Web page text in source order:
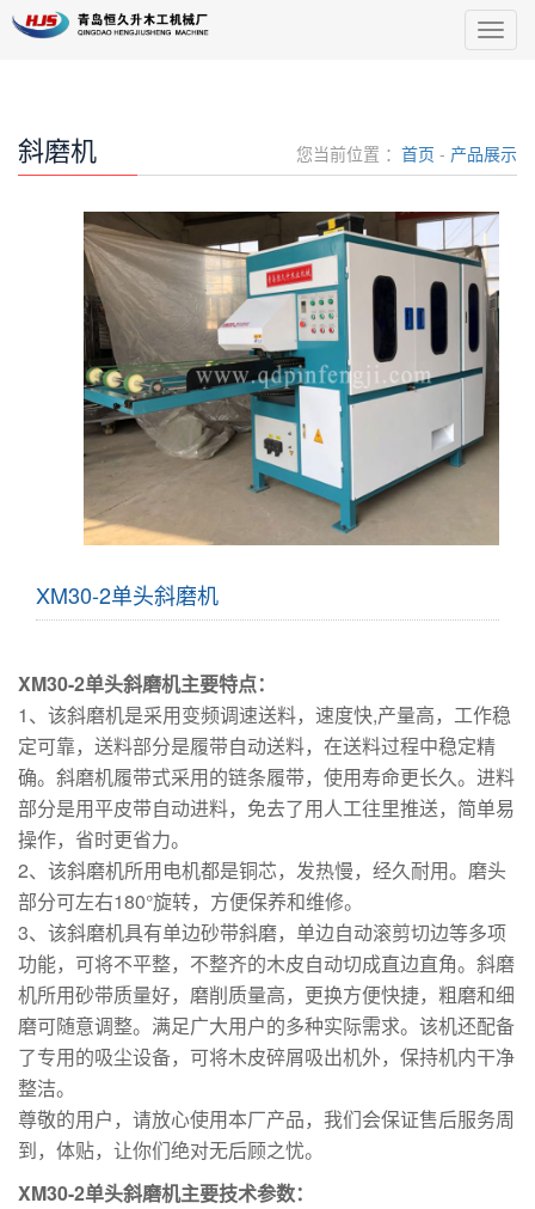
导
航
斜磨机 您当前位置 ： 首页 - 产品展示
XM30-2单头斜磨机
XM30-2单头斜磨机主要特点：
1、该斜磨机是采用变频调速送料，速度快,产量高，工作稳
定可靠，送料部分是履带自动送料，在送料过程中稳定精
确。斜磨机履带式采用的链条履带，使用寿命更长久。进料
部分是用平皮带自动进料，免去了用人工往里推送，简单易
操作，省时更省力。
2、该斜磨机所用电机都是铜芯，发热慢，经久耐用。磨头
部分可左右180°旋转，方便保养和维修。
3、该斜磨机具有单边砂带斜磨，单边自动滚剪切边等多项
功能，可将不平整，不整齐的木皮自动切成直边直角。斜磨
机所用砂带质量好，磨削质量高，更换方便快捷，粗磨和细
磨可随意调整。满足广大用户的多种实际需求。该机还配备
了专用的吸尘设备，可将木皮碎屑吸出机外，保持机内干净
整洁。
尊敬的用户，请放心使用本厂产品，我们会保证售后服务周
到，体贴，让你们绝对无后顾之忧。
XM30-2单头斜磨机主要技术参数：